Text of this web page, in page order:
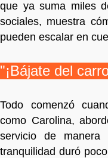
que ya suma miles
sociales, muestra
pueden escalar en
"¡Bájate del
Todo comenzó
como Carolina,
servicio de manera
tranquilidad duró